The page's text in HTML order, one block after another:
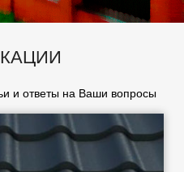
и ответы на Ваши вопросы